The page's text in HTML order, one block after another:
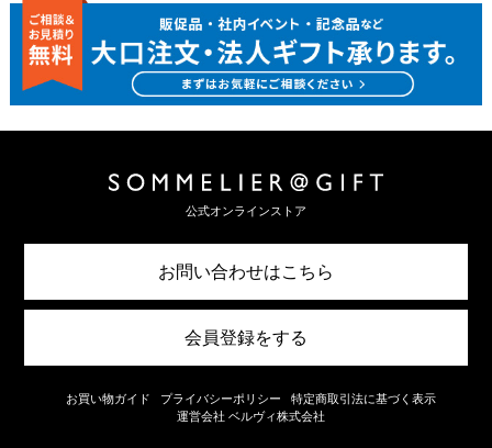
公式オンラインストア
お問い合わせはこちら
会員登録をする
お買い物ガイド プライバシーポリシー
特定商取引法に基づく表示
運営会社 ベルヴィ株式会社